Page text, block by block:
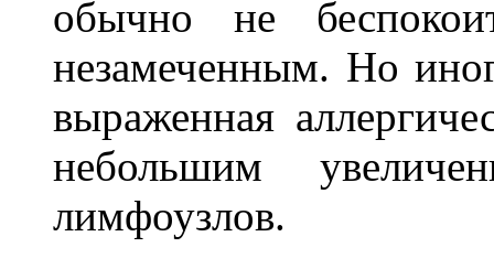
обычно не
незамеченным. Но
выраженная
небольшим
лимфоузлов.